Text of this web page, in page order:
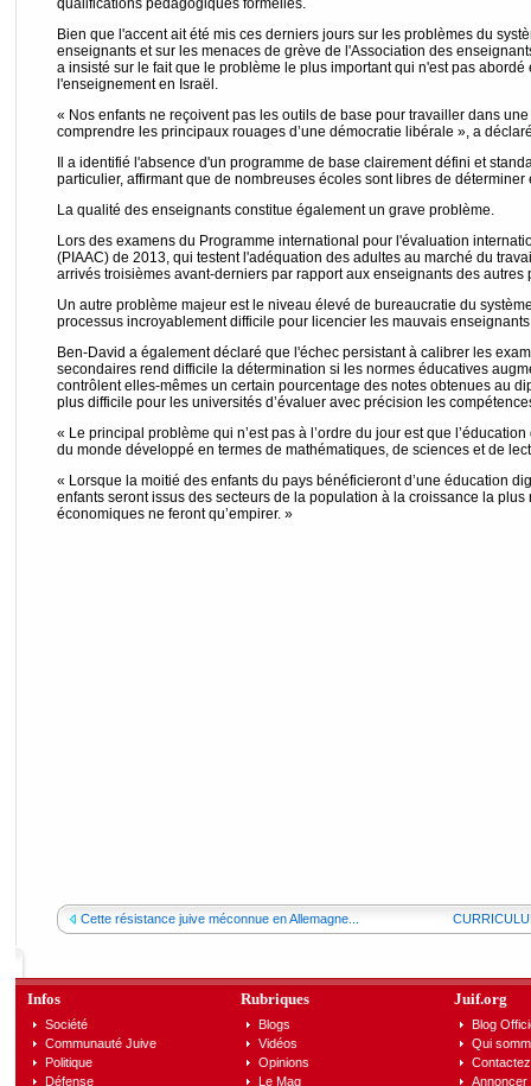
qualifications pédagogiques formelles.
Bien que l'accent ait été mis ces derniers jours sur les problèmes du
enseignants et sur les menaces de grève de l'Association des
a insisté sur le fait que le problème le plus important qui n'est pas
l'enseignement en Israël.
« Nos enfants ne reçoivent pas les outils de base pour travailler dans
comprendre les principaux rouages d’une démocratie libérale », a
Il a identifié l'absence d'un programme de base clairement défini et
particulier, affirmant que de nombreuses écoles sont libres de
La qualité des enseignants constitue également un grave problème.
Lors des examens du Programme international pour l'évaluation
(PIAAC) de 2013, qui testent l'adéquation des adultes au marché du
arrivés troisièmes avant-derniers par rapport aux enseignants des autres
Un autre problème majeur est le niveau élevé de bureaucratie du
processus incroyablement difficile pour licencier les mauvais
Ben-David a également déclaré que l'échec persistant à calibrer les
secondaires rend difficile la détermination si les normes éducatives
contrôlent elles-mêmes un certain pourcentage des notes obtenues au
plus difficile pour les universités d’évaluer avec précision les
« Le principal problème qui n’est pas à l’ordre du jour est que
du monde développé en termes de mathématiques, de sciences et de
« Lorsque la moitié des enfants du pays bénéficieront d’une éducation
enfants seront issus des secteurs de la population à la croissance la
économiques ne feront qu’empirer. »
Cette résistance juive méconnue en Allemagne...
Infos
Société
Communauté Juive
Politique
Défense
Rubriques
Blogs
Vidéos
Opinions
Le Mag
Juif.org
Blog
Qui
Annoncer